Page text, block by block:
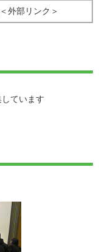
＜外部リンク＞
ています